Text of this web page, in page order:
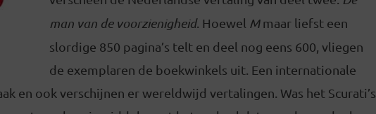
man van de voorzienigheid. Hoewel Mmaar liefst een
slordige 850 pagina’s telt en deel nog eens 600, vliegen
de exemplaren de boekwinkels uit. Een internationale
en ook verschijnen er wereldwijd vertalingen. Was het Scurati’s